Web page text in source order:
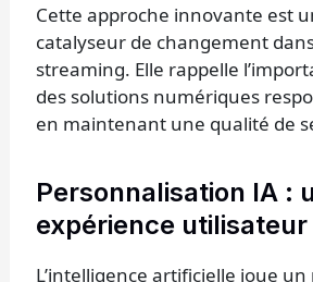
Cette approche innovante est
catalyseur de changement
streaming. Elle rappelle
des solutions numériques
en maintenant une qualité de
Personnalisation IA :
expérience utilisateur
L’intelligence artificielle joue